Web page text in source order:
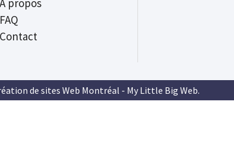
À propos
FAQ
Contact
de sites Web Montréal - My Little Big Web.